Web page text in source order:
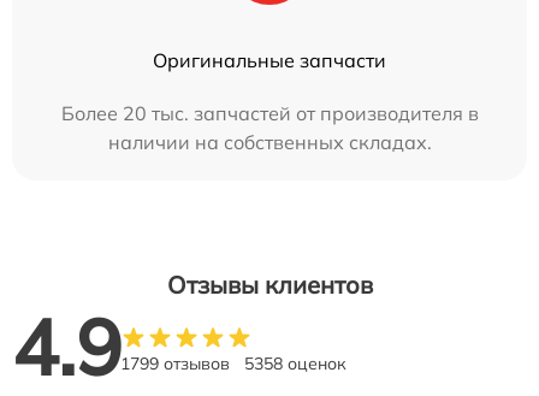
Оригинальные запчасти
Более 20 тыс. запчастей от производителя в
наличии на собственных складах.
Отзывы клиентов
4.91799 отзывов 5358 оценок